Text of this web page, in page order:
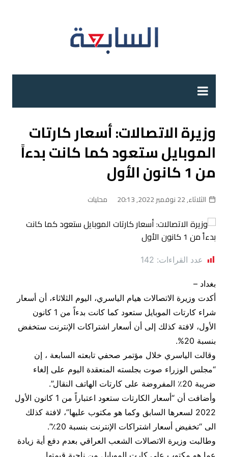
وزيرة الاتصالات: أسعار كارتات
الموبايل ستعود كما كانت بدءاً
من 1 كانون الأول
الثلاثاء, 22 نوفمبر 2022, 20:13 محليات
عدد القراءات: 142
بغداد –
أكدت وزيرة الاتصالات هيام الياسري، اليوم الثلاثاء، أن أسعار
شراء كارتات الموبايل ستعود كما كانت بدءاً من 1 كانون
الأول، لافتة كذلك إلى أن أسعار اشتراكات الإنترنت ستخفض
بنسبة 20%.
وقالت الياسري خلال مؤتمر صحفي تابعته السابعة ، إن
“مجلس الوزراء صوت بجلسته المنعقدة اليوم على إلغاء
ضريبة 20٪ المفروضة على كارتات الهاتف النقال”.
وأضافت أن “أسعار الكارتات ستعود اعتباراً من 1 كانون الأول
2022 لسعرها السابق وكما هو مكتوب عليها”، لافتة كذلك
الى “تخفيض أسعار اشتراكات الإنترنت بنسبة 20٪”.
وطالبت وزيرة الاتصالات الشعب العراقي بعدم دفع أية زيادة
عما هو مكتوب على كارت الموبايل من ناحية قيمتها.